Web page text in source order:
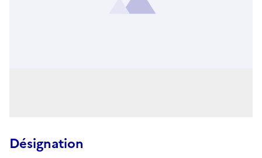
Désignation